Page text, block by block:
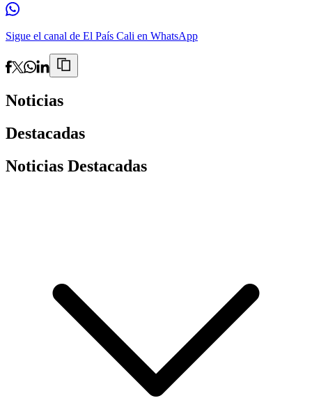
Sigue el canal de El País Cali en WhatsApp
Noticias
Destacadas
Noticias Destacadas